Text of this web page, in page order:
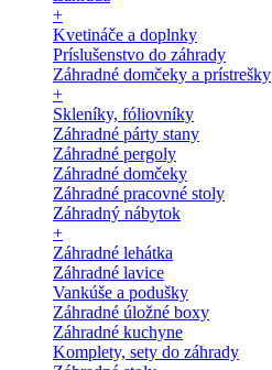
+
Kvetináče a doplnky
Príslušenstvo do záhrady
Záhradné domčeky a prístrešky
+
Skleníky, fóliovníky
Záhradné párty stany
Záhradné pergoly
Záhradné domčeky
Záhradné pracovné stoly
Záhradný nábytok
+
Záhradné lehátka
Záhradné lavice
Vankúše a podušky
Záhradné úložné boxy
Záhradné kuchyne
Komplety, sety do záhrady